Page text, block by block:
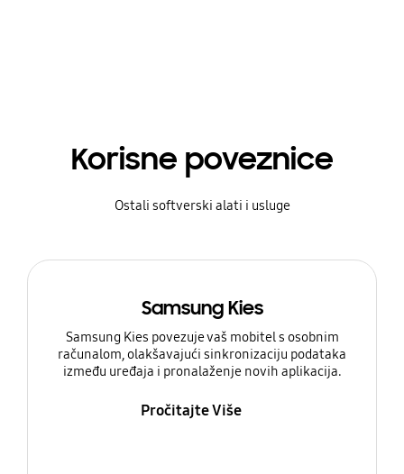
Korisne poveznice
Ostali softverski alati i usluge
Samsung Kies
Samsung Kies povezuje vaš mobitel s osobnim
računalom, olakšavajući sinkronizaciju podataka
između uređaja i pronalaženje novih aplikacija.
Pročitajte Više